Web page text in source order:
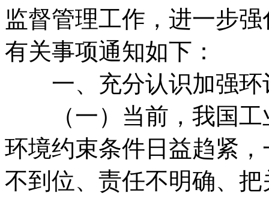
监督管理工作，进一步
有关事项通知如下：
一、充分认识加强环
（一）当前，我国工
环境约束条件日益趋紧
不到位、责任不明确、